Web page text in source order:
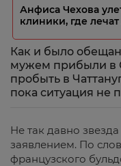
Анфиса Чехова
клиники, где
Как и было
мужем прибыли в
пробыть в
пока ситуация не
Не так давно
заявлением. По
французского